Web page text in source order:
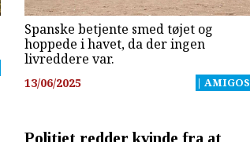
Spanske betjente smed tøjet og
hoppede i havet, da der ingen
livreddere var.
13/06/2025 | AMIGOS
Politiet redder kvinde fra at